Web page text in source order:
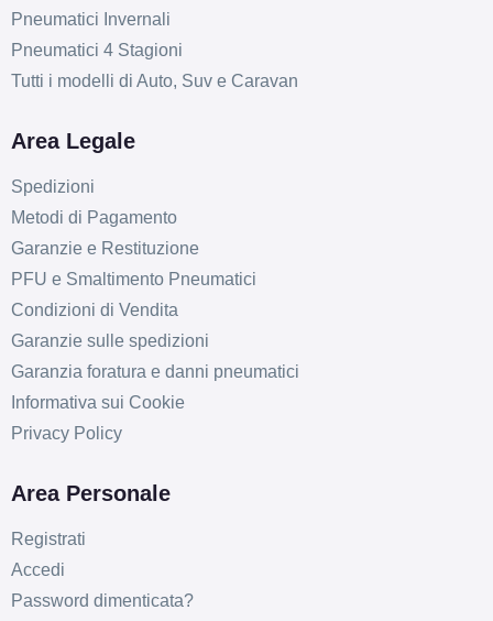
Pneumatici Invernali
Pneumatici 4 Stagioni
Tutti i modelli di Auto, Suv e Caravan
Area Legale
Spedizioni
Metodi di Pagamento
Garanzie e Restituzione
PFU e Smaltimento Pneumatici
Condizioni di Vendita
Garanzie sulle spedizioni
Garanzia foratura e danni pneumatici
Informativa sui Cookie
Privacy Policy
Area Personale
Registrati
Accedi
Password dimenticata?